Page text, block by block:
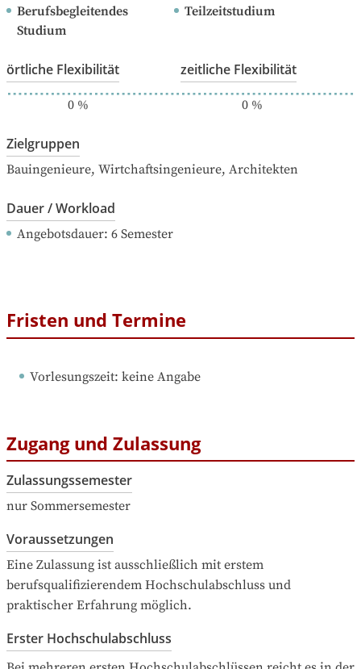
Berufsbegleitendes
Studium
Teilzeitstudium
örtliche Flexibilität
0%
zeitliche Flexibilität
0%
Zielgruppen
Bauingenieure, Wirtchaftsingenieure, Architekten
Dauer / Workload
Angebotsdauer: 6 Semester
Fristen und Termine
Vorlesungszeit: keine Angabe
Zugang und Zulassung
Zulassungssemester
nur Sommersemester
Voraussetzungen
Eine Zulassung ist ausschließlich mit erstem
berufsqualifizierendem Hochschulabschluss und
praktischer Erfahrung möglich.
Erster Hochschulabschluss